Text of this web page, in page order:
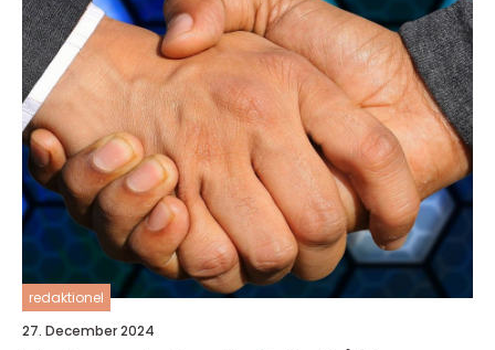
redaktionel
27. December 2024